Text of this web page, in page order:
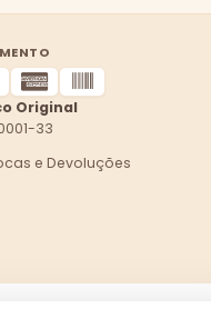
Original
33
e Devoluções